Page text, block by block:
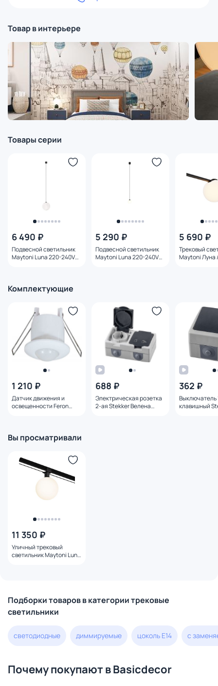
Товар в интерьере
Товары серии
6 490 ₽
Подвесной светильник
Maytoni Luna 220-240V
5 290 ₽
Подвесной светильник
Maytoni Luna 220-240V
5 690 ₽
Трековый
Maytoni Луна
Комплектующие
1 210 ₽
Датчик движения и
освещенности Feron
688 ₽
Электрическая розетка
2-ая Stekker Велена
362 ₽
Выключатель
клавишный
Вы просматривали
11 350 ₽
Уличный трековый
светильник Maytoni Luna
Подборки товаров в категории трековые
светильники
светодиодные диммируемые цоколь Е14 с
Почему покупают в Basicdecor